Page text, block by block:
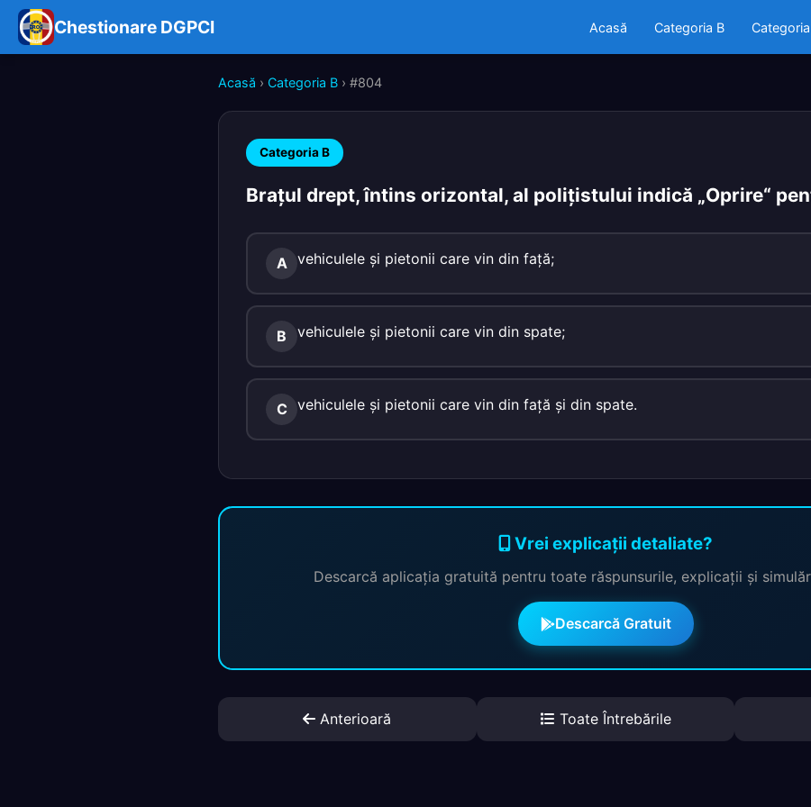
Chestionare DGPCI Acasă Categoria B
Acasă › Categoria B › #804
Categoria B
Braţul drept, întins orizontal, al poliţistului indică „Oprire“
A vehiculele şi pietonii care vin din faţă;
B vehiculele şi pietonii care vin din spate;
C vehiculele şi pietonii care vin din faţă şi din spate.
Vrei explicații detaliate?
Descarcă aplicația gratuită pentru toate răspunsurile, explicații și
Descarcă Gratuit
Anterioară Toate Întrebările